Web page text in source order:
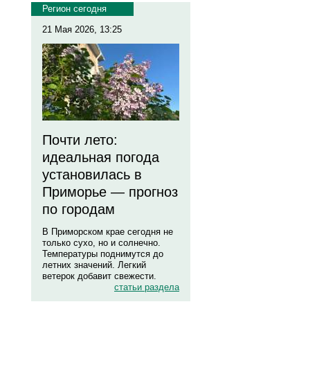
Регион сегодня
21 Мая 2026, 13:25
Почти лето:
идеальная погода
установилась в
Приморье — прогноз
по городам
В Приморском крае сегодня не
только сухо, но и солнечно.
Температуры поднимутся до
летних значений. Легкий
ветерок добавит свежести.
статьи раздела